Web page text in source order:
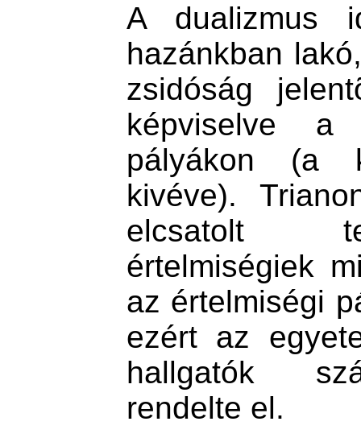
A dualizmus
hazánkban
zsidóság
képviselve a
pályákon (a
kivéve).
elcsatolt
értelmiségiek
az értelmiségi
ezért az
hallgatók
rendelte el.